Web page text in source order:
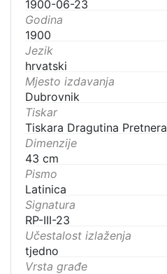
1900-06-23
Godina
1900
Jezik
hrvatski
Mjesto izdavanja
Dubrovnik
Tiskar
Tiskara Dragutina Pretnera
Dimenzije
43 cm
Pismo
Latinica
Signatura
RP-III-23
Učestalost izlaženja
tjedno
Vrsta građe